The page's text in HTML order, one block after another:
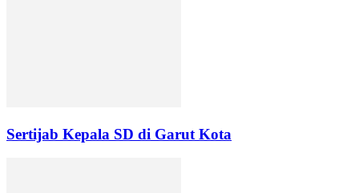
Sertijab Kepala SD di Garut Kota